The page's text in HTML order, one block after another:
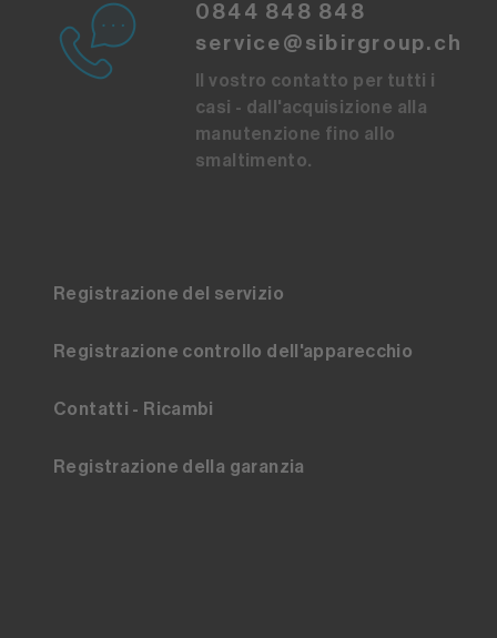
0844 848 848
service@sibirgroup.ch
Il vostro contatto per tutti i
casi - dall'acquisizione alla
manutenzione fino allo
smaltimento.
Registrazione del servizio
Registrazione controllo dell'apparecchio
Contatti - Ricambi
Registrazione della garanzia